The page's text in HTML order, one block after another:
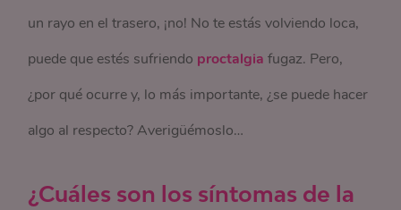
un rayo en el trasero, ¡no! No te estás volviendo loca,
puede que estés sufriendo proctalgia fugaz. Pero,
¿por qué ocurre y, lo más importante, ¿se puede hacer
algo al respecto? Averigüémoslo…
¿Cuáles son los síntomas de la